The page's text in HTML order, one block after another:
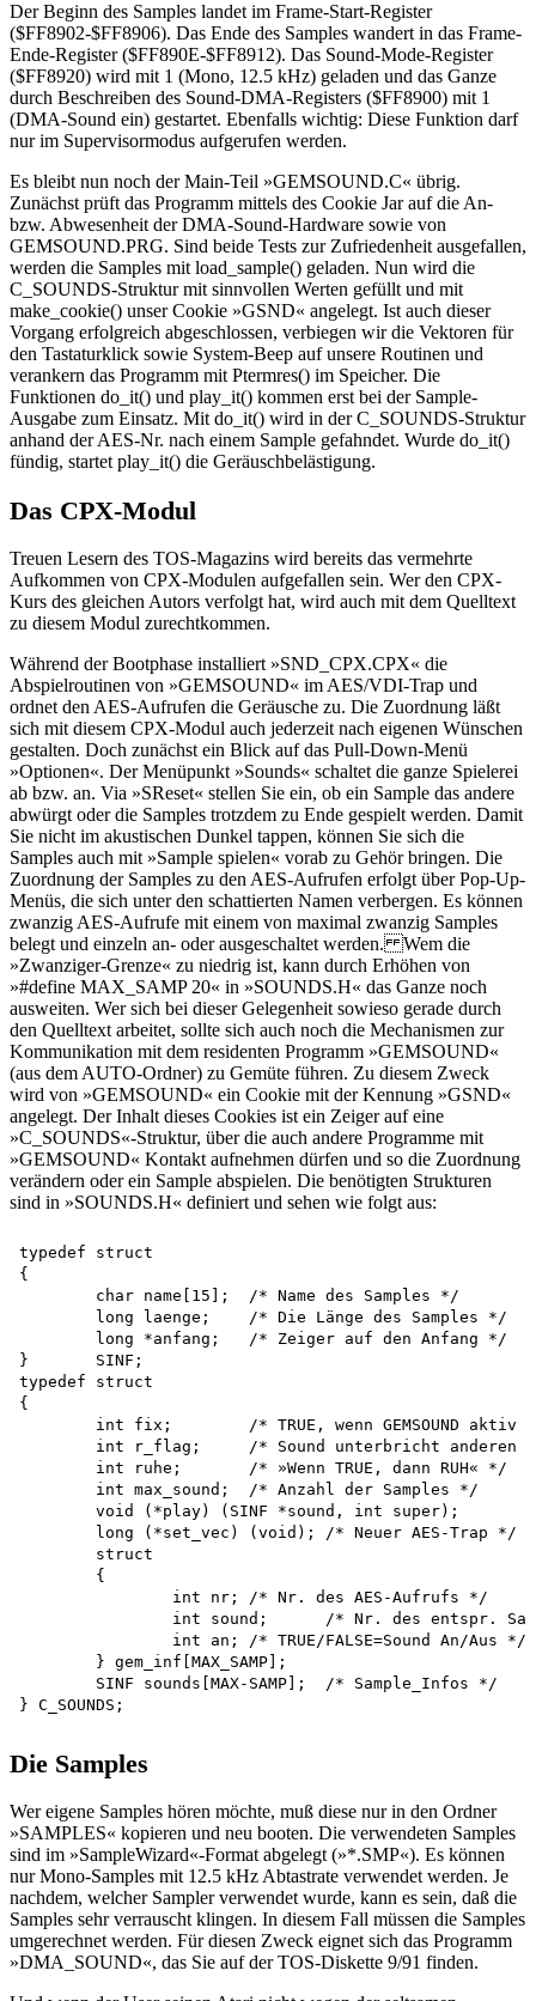
Der Beginn des Samples landet im Frame-Start-Register
($FF8902-$FF8906). Das Ende des Samples wandert in das Frame-
Ende-Register ($FF890E-$FF8912). Das Sound-Mode-Register
($FF8920) wird mit 1 (Mono, 12.5 kHz) geladen und das Ganze
durch Beschreiben des Sound-DMA-Registers ($FF8900) mit 1
(DMA-Sound ein) gestartet. Ebenfalls wichtig: Diese Funktion darf
nur im Supervisormodus aufgerufen werden.
Es bleibt nun noch der Main-Teil »GEMSOUND.C« übrig.
Zunächst prüft das Programm mittels des Cookie Jar auf die An-
bzw. Abwesenheit der DMA-Sound-Hardware sowie von
GEMSOUND.PRG. Sind beide Tests zur Zufriedenheit ausgefallen,
werden die Samples mit load_sample() geladen. Nun wird die
C_SOUNDS-Struktur mit sinnvollen Werten gefüllt und mit
make_cookie() unser Cookie »GSND« angelegt. Ist auch dieser
Vorgang erfolgreich abgeschlossen, verbiegen wir die Vektoren für
den Tastaturklick sowie System-Beep auf unsere Routinen und
verankern das Programm mit Ptermres() im Speicher. Die
Funktionen do_it() und play_it() kommen erst bei der Sample-
Ausgabe zum Einsatz. Mit do_it() wird in der C_SOUNDS-Struktur
anhand der AES-Nr. nach einem Sample gefahndet. Wurde do_it()
fündig, startet play_it() die Geräuschbelästigung.
Das CPX-Modul
Treuen Lesern des TOS-Magazins wird bereits das vermehrte
Aufkommen von CPX-Modulen aufgefallen sein. Wer den CPX-
Kurs des gleichen Autors verfolgt hat, wird auch mit dem Quelltext
zu diesem Modul zurechtkommen.
Während der Bootphase installiert »SND_CPX.CPX« die
Abspielroutinen von »GEMSOUND« im AES/VDI-Trap und
ordnet den AES-Aufrufen die Geräusche zu. Die Zuordnung läßt
sich mit diesem CPX-Modul auch jederzeit nach eigenen Wünschen
gestalten. Doch zunächst ein Blick auf das Pull-Down-Menü
»Optionen«. Der Menüpunkt »Sounds« schaltet die ganze Spielerei
ab bzw. an. Via »SReset« stellen Sie ein, ob ein Sample das andere
abwürgt oder die Samples trotzdem zu Ende gespielt werden. Damit
Sie nicht im akustischen Dunkel tappen, können Sie sich die
Samples auch mit »Sample spielen« vorab zu Gehör bringen. Die
Zuordnung der Samples zu den AES-Aufrufen erfolgt über Pop-Up-
Menüs, die sich unter den schattierten Namen verbergen. Es können
zwanzig AES-Aufrufe mit einem von maximal zwanzig Samples
belegt und einzeln an- oder ausgeschaltet werden. Wem die
»Zwanziger-Grenze« zu niedrig ist, kann durch Erhöhen von
»#define MAX_SAMP 20« in »SOUNDS.H« das Ganze noch
ausweiten. Wer sich bei dieser Gelegenheit sowieso gerade durch
den Quelltext arbeitet, sollte sich auch noch die Mechanismen zur
Kommunikation mit dem residenten Programm »GEMSOUND«
(aus dem AUTO-Ordner) zu Gemüte führen. Zu diesem Zweck
wird von »GEMSOUND« ein Cookie mit der Kennung »GSND«
angelegt. Der Inhalt dieses Cookies ist ein Zeiger auf eine
»C_SOUNDS«-Struktur, über die auch andere Programme mit
»GEMSOUND« Kontakt aufnehmen dürfen und so die Zuordnung
verändern oder ein Sample abspielen. Die benötigten Strukturen
sind in »SOUNDS.H« definiert und sehen wie folgt aus:
typedef struct
{
}	SINF;
typedef struct
{
Die Samples
Wer eigene Samples hören möchte, muß diese nur in den Ordner
»SAMPLES« kopieren und neu booten. Die verwendeten Samples
sind im »SampleWizard«-Format abgelegt (»*.SMP«). Es können
nur Mono-Samples mit 12.5 kHz Abtastrate verwendet werden. Je
nachdem, welcher Sampler verwendet wurde, kann es sein, daß die
Samples sehr verrauscht klingen. In diesem Fall müssen die Samples
umgerechnet werden. Für diesen Zweck eignet sich das Programm
»DMA_SOUND«, das Sie auf der TOS-Diskette 9/91 finden.